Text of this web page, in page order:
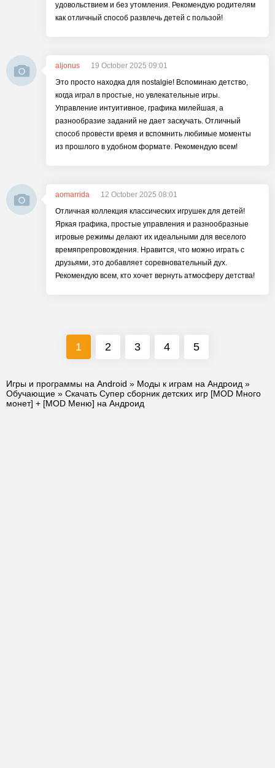
удовольствием и без утомления. Рекомендую родителям
как отличный способ развлечь детей с пользой!
aljonus
19 October 2025 09:01
Это просто находка для nostalgie! Вспоминаю детство,
когда играл в простые, но увлекательные игры.
Управление интуитивное, графика милейшая, а
разнообразие заданий не дает заскучать. Отличный
способ провести время и вспомнить любимые моменты
из прошлого в удобном формате. Рекомендую всем!
aomarrida
12 October 2025 08:01
Отличная коллекция классических игрушек для детей!
Яркая графика, простые управления и разнообразные
игровые режимы делают их идеальными для веселого
времяпрепровождения. Нравится, что можно играть с
друзьями, это добавляет соревновательный дух.
Рекомендую всем, кто хочет вернуть атмосферу детства!
1 2 3 4 5
Игры и программы на Android » Моды к играм на Андроид »
Обучающие » Скачать Супер сборник детских игр [MOD Много
монет] + [MOD Меню] на Андроид